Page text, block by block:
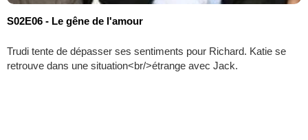
S02E06 - Le gêne de l'amour
Trudi tente de dépasser ses sentiments pour Richard. Katie se
retrouve dans une situation<br/>étrange avec Jack.